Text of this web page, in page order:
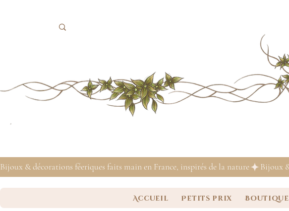
Bijoux & décorations féeriques faits main en France, inspirés de la nature
Accueil Petits prix Boutique